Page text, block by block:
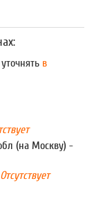
в
(на Москву) -
Отсутствует